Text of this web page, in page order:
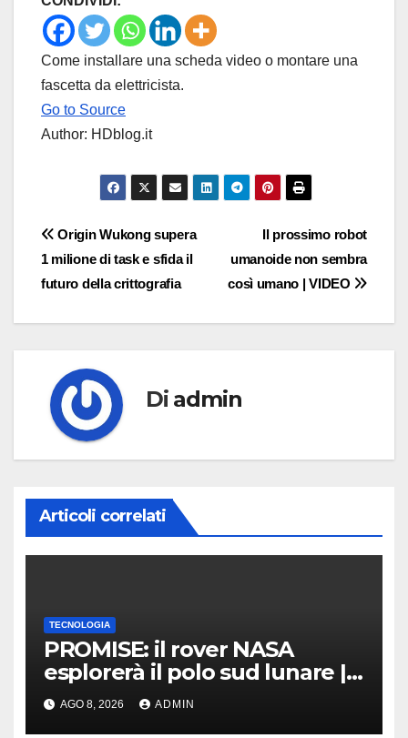
Come installare una scheda video o montare una
fascetta da elettricista.
Go to Source
Author: HDblog.it
Navigazione
articoli
Il prossimo robot
umanoide non sembra
così umano | VIDEO
Origin Wukong supera
1 milione di task e sfida il
futuro della crittografia
Di admin
Articoli correlati
TECNOLOGIA
PROMISE: il rover NASA
esplorerà il polo sud lunare |
Cosa sappiamo
AGO 8, 2026 ADMIN